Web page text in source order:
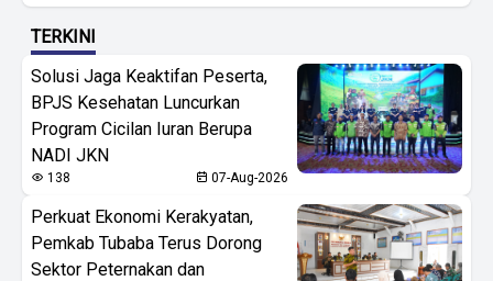
TERKINI
Solusi Jaga Keaktifan Peserta,
BPJS Kesehatan Luncurkan
Program Cicilan Iuran Berupa
NADI JKN
138 07-Aug-2026
Perkuat Ekonomi Kerakyatan,
Pemkab Tubaba Terus Dorong
Sektor Peternakan dan